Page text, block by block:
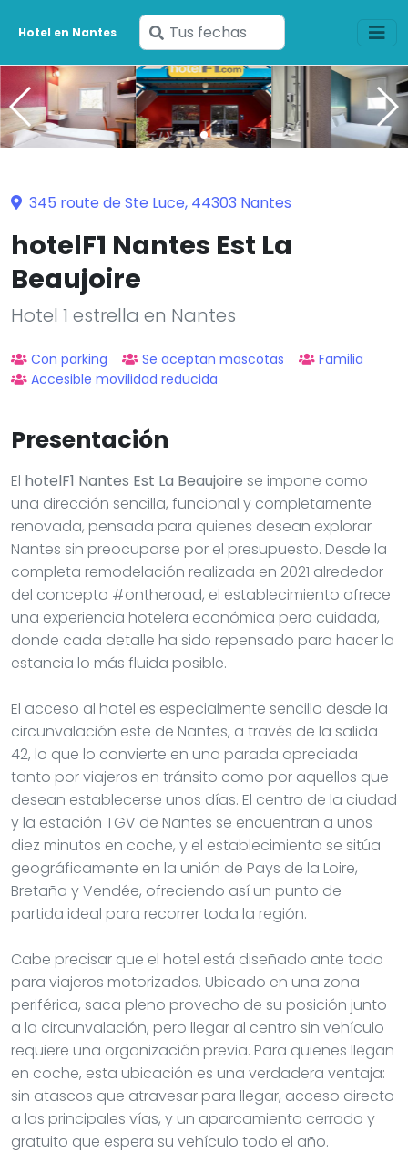
Hotel en Nantes
Ingresa
tus
fechas
345 route de Ste Luce, 44303 Nantes
hotelF1 Nantes Est La
Beaujoire
Hotel 1 estrella en Nantes
Con parking Se aceptan mascotas
Familia
Accesible movilidad reducida
Presentación
El hotelF1 Nantes Est La Beaujoire se impone como
una dirección sencilla, funcional y completamente
renovada, pensada para quienes desean explorar
Nantes sin preocuparse por el presupuesto. Desde la
completa remodelación realizada en 2021 alrededor
del concepto #ontheroad, el establecimiento ofrece
una experiencia hotelera económica pero cuidada,
donde cada detalle ha sido repensado para hacer la
estancia lo más fluida posible.
El acceso al hotel es especialmente sencillo desde la
circunvalación este de Nantes, a través de la salida
42, lo que lo convierte en una parada apreciada
tanto por viajeros en tránsito como por aquellos que
desean establecerse unos días. El centro de la ciudad
y la estación TGV de Nantes se encuentran a unos
diez minutos en coche, y el establecimiento se sitúa
geográficamente en la unión de Pays de la Loire,
Bretaña y Vendée, ofreciendo así un punto de
partida ideal para recorrer toda la región.
Cabe precisar que el hotel está diseñado ante todo
para viajeros motorizados. Ubicado en una zona
periférica, saca pleno provecho de su posición junto
a la circunvalación, pero llegar al centro sin vehículo
requiere una organización previa. Para quienes llegan
en coche, esta ubicación es una verdadera ventaja:
sin atascos que atravesar para llegar, acceso directo
a las principales vías, y un aparcamiento cerrado y
gratuito que espera su vehículo todo el año.